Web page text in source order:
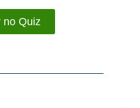
no Quiz